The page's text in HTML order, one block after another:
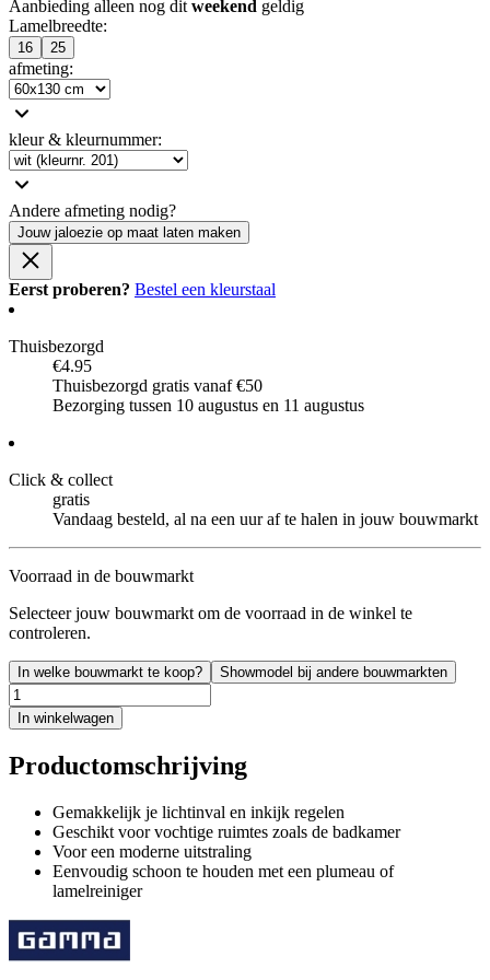
Aanbieding alleen nog dit weekend geldig
Lamelbreedte:
16 25
afmeting:
kleur & kleurnummer:
Andere afmeting nodig?
Jouw jaloezie op maat laten maken
Eerst proberen? Bestel een kleurstaal
Thuisbezorgd
€4.95
Thuisbezorgd gratis vanaf €50
Bezorging tussen 10 augustus en 11 augustus
Click & collect
gratis
Vandaag besteld, al na een uur af te halen in jouw bouwmarkt
Voorraad in de bouwmarkt
Selecteer jouw bouwmarkt om de voorraad in de winkel te
controleren.
In welke bouwmarkt te koop? Showmodel bij andere bouwmarkten
In winkelwagen
Productomschrijving
Gemakkelijk je lichtinval en inkijk regelen
Geschikt voor vochtige ruimtes zoals de badkamer
Voor een moderne uitstraling
Eenvoudig schoon te houden met een plumeau of
lamelreiniger